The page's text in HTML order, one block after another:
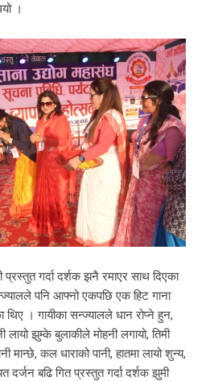
।
प्रस्तुत गर्दा दर्शक झनै रमाएर साथ दिएका
पनि आफ्नो एकपछि एक हिट गाना
। गायीका सन्ज्यालले धान रोप्ने हुन,
लायो झुम्के बुलाकीले मोहनी लगायो, तिमी
मान्छे, कल धाराको पानी, हातमा लायो शुन्य,
दर्जन बढि गित प्रस्तुत गर्दा दर्शक झुमी